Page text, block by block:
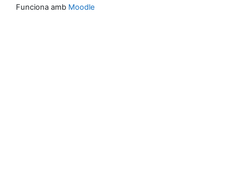
Funciona amb Moodle